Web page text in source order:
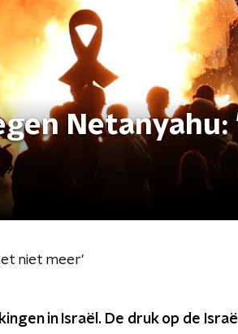
Netanyahu:
niet meer'
in Israël. De druk op de